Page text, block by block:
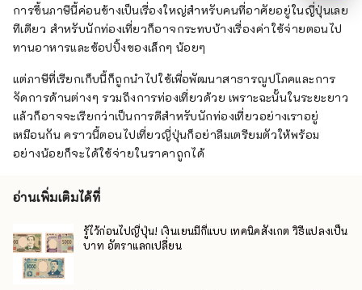
การขึ้นภาษีนี้ค่อนข้างเป็นเรื่องใหญ่สำหรับคนที่อาศัยอยู่ในญี่ปุ่นเลย
ทีเดียว สำหรับนักท่องเที่ยวก็อาจกระทบบ้างเรื่องค่าใช้จ่ายตอนไป
ทานอาหารและช้อปปิ้งของเล็กๆ น้อยๆ
แต่ภาษีที่เรียกเก็บนี้ก็ถูกนำไปใช้เพื่อพัฒนาสาธารณูปโภคและการ
จัดการด้านต่างๆ รวมถึงการท่องเที่ยวด้วย เพราะฉะนั้นในระยะยาว
แล้วก็อาจจะเรียกว่าเป็นการดีสำหรับนักท่องเที่ยวอย่างเราอยู่
เหมือนกัน คราวนี้ตอนไปเที่ยวญี่ปุ่นก็อย่าลืมเตรียมตัวให้พร้อม
อย่างน้อยก็จะได้ใช้จ่ายในราคาถูกได้
อ่านเพิ่มเติมได้ที่
รู้ไว้ก่อนไปญี่ปุ่น! เงินเยนมีกี่แบบ เทคนิคสังเกต วิธีแปลงเป็น
บาท อัตราแลกเปลี่ยน